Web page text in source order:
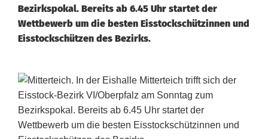
Bezirkspokal. Bereits ab 6.45 Uhr startet der
Wettbewerb um die besten Eisstockschützinnen und
Eisstockschützen des Bezirks.